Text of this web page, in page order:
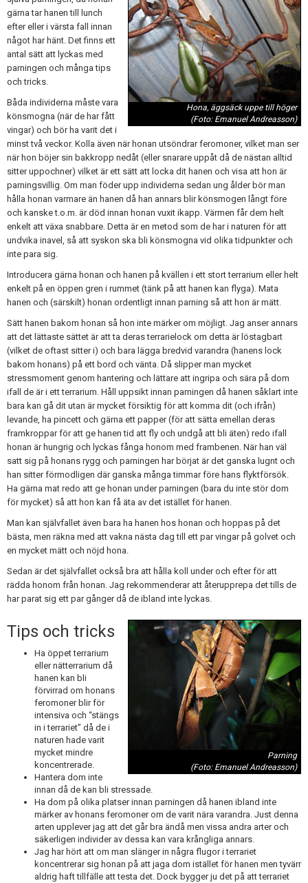
Hona, äggsäck uppe till höger
(Foto: Emanuel Andreasson)
gärna tar hanen till lunch
efter eller i värsta fall innan
något har hänt. Det finns ett
antal sätt att lyckas med
parningen och många tips
och tricks.
Båda individerna måste vara
könsmogna (när de har fått
vingar) och bör ha varit det i
minst två veckor. Kolla även när honan utsöndrar feromoner, vilket man ser
när hon böjer sin bakkropp nedåt (eller snarare uppåt då de nästan alltid
sitter uppochner) vilket är ett sätt att locka dit hanen och visa att hon är
parningsvillig. Om man föder upp individerna sedan ung ålder bör man
hålla honan varmare än hanen då han annars blir könsmogen långt före
och kanske t.o.m. är död innan honan vuxit ikapp. Värmen får dem helt
enkelt att växa snabbare. Detta är en metod som de har i naturen för att
undvika inavel, så att syskon ska bli könsmogna vid olika tidpunkter och
inte para sig.
Introducera gärna honan och hanen på kvällen i ett stort terrarium eller helt
enkelt på en öppen gren i rummet (tänk på att hanen kan flyga). Mata
hanen och (särskilt) honan ordentligt innan parning så att hon är mätt.
Sätt hanen bakom honan så hon inte märker om möjligt. Jag anser annars
att det lättaste sättet är att ta deras terrarielock om detta är löstagbart
(vilket de oftast sitter i) och bara lägga bredvid varandra (hanens lock
bakom honans) på ett bord och vänta. Då slipper man mycket
stressmoment genom hantering och lättare att ingripa och sära på dom
ifall de är i ett terrarium. Håll uppsikt innan parningen då hanen såklart inte
bara kan gå dit utan är mycket försiktig för att komma dit (och ifrån)
levande, ha pincett och gärna ett papper (för att sätta emellan deras
framkroppar för att ge hanen tid att fly och undgå att bli äten) redo ifall
honan är hungrig och lyckas fånga honom med frambenen. När han väl
satt sig på honans rygg och parningen har börjat är det ganska lugnt och
han sitter förmodligen där ganska många timmar före hans flyktförsök.
Ha gärna mat redo att ge honan under parningen (bara du inte stör dom
för mycket) så att hon kan få äta av det istället för hanen.
Man kan självfallet även bara ha hanen hos honan och hoppas på det
bästa, men räkna med att vakna nästa dag till ett par vingar på golvet och
en mycket mätt och nöjd hona.
Sedan är det självfallet också bra att hålla koll under och efter för att
rädda honom från honan. Jag rekommenderar att återupprepa det tills de
har parat sig ett par gånger då de ibland inte lyckas.
Parning
(Foto: Emanuel Andreasson)
Tips och tricks
Ha öppet terrarium
eller nätterrarium då
hanen kan bli
förvirrad om honans
feromoner blir för
intensiva och “stängs
in i terrariet” då de i
naturen hade varit
mycket mindre
koncentrerade.
Hantera dom inte
innan då de kan bli stressade.
Ha dom på olika platser innan parningen då hanen ibland inte
märker av honans feromoner om de varit nära varandra. Just denna
arten upplever jag att det går bra ändå men vissa andra arter och
säkerligen individer av dessa kan vara krångliga annars.
Jag har hört att om man slänger in några flugor i terrariet
koncentrerar sig honan på att jaga dom istället för hanen men tyvärr
aldrig haft tillfälle att testa det. Dock bygger ju det på att terrariet